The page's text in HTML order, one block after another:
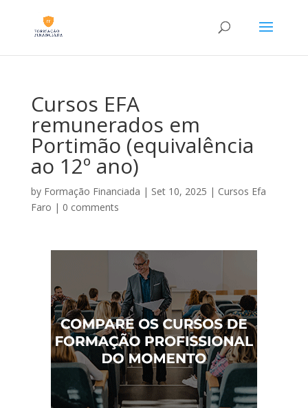
Cursos EFA
remunerados em
Portimão (equivalência
ao 12º ano)
by Formação Financiada | Set 10, 2025 | Cursos Efa
Faro | 0 comments